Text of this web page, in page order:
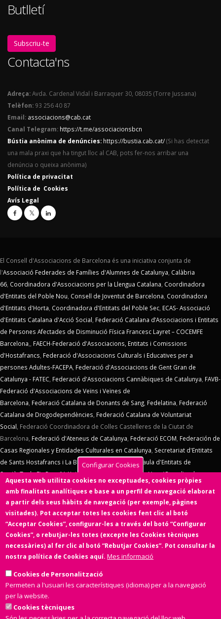
Butlletí
Subscriu-te
Contacta'ns
Adreça:Avda. Cardenal Vidal i Barraquer 30, 08035 (Torre Jussana)
Telèfon: 93 256 40 87
Email: associacions@cab.cat
Canal Telegram: https://t.me/associacionsbcn
Bústia anònima de denúncies: https://bustia.cab.cat/(Si has detectat
una mala praxi que ha tingut lloc al CAB, pots fer-nos arribar una
denúncia o queixa anònima)
Política de privacitat
Política de Cookies
Avís Legal
El Consell d'Associacions de Barcelona és una iniciativa conjunta de
l'Associació Federades de Famílies d'Alumnes de Catalunya, Calàbria
66, Coordinadora d'Associacions per la Llengua Catalana, Coordinadora
d'Entitats del Poble Nou, Consell de Joventut de Barcelona, Coordinadora
d'Entitats d'Horta, Coordinadora d'Entitats del Poble Sec, ECAS- Associació
d'Entitats Catalana d'Acció Social, Federació Catalana d’Associacions i Entitats
de Persones Afectades de Disminució Física Francesc Layret – COCEMFE
Barcelona,, FAECH-Federació d'Associacions, Entitats i Comissions
d'Hostafrancs, Federació d'Associacions Culturals i Educatives per a
persones Adultes-FACEPA, Federació d'Associacions de Gent Gran de
Catalunya - FATEC, Federació d'Associacions Cannàbiques de Catalunya, FAVB-
Federació d'Associacions de Veïns i Veïnes de
Barcelona, Federació Catalana de Donants de Sang, Fedelatina, Federació
Catalana de Drogodependències, Federació Catalana de Voluntariat
Social, Federació Coordinadora de Colles Castelleres de la Ciutat de
Barcelona, Federació d'Ateneus de Catalunya, Federació ECOM, Federación de
Casas Regionales y Entidades Culturales en Catalunya, Secretariat d'Entitats
de Sants Hostafrancs i La Bordeta,SOS Racisme, Taula d'Entitats de
Sarrià,Taula Eix Pere IV,Unió d'Entitats de La Marina,Vern (Coordinadora
d'Entitats de La Verneda)
Xarxa d'Economia Solidària
Consell d'Associacions de Barcelona manté un conveni de col·laboració amb
Ens de l'Asociacionisme Cultural - ENS
Coordinadora Catalana de
Fundacions. El Consell d'Associacions de Barcelona és membre deXarxa
d'Economia Solidària,FETS – Finançament Ètic i Solidari,Associació
SinergiaTIC,Coop57i deFiare
Aquesta web ha estat desenvolupada per una entitat de l'Economia
Social i Solidària,
ànim de lucre.
Configurar Cookies
Aquesta web utilitza cookies no exceptuades, cookies pròpies
amb finalitats analítiques e base a un perfil de navegació elaborat
a partir dels seus hàbits de navegació (per exemple, pàgines
visitades). Pot acceptar totes les cookies fent clic al botó
“Acceptar Cookies”, configurar-les a través del botó “Configurar
Cookies”, o rebutjar-les totes (excepte les Cookies tècniques
necessàries) al fer clic al botó “Rebutjar Cookies”. Pot consultar la
nostra política de Cookies aquí. Mes informació
Cookies de Personalització
Permeten a l'usuari les característiques (idioma) per a la navegació
per la website.
Cookies tècniques